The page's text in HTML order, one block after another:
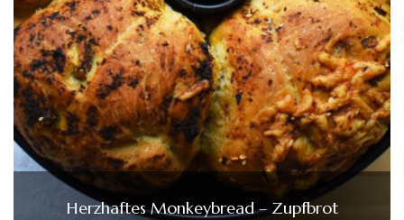
Herzhaftes Monkeybread – Zupfbrot